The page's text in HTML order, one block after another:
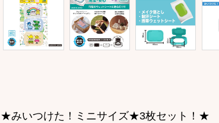
★みいつけた！ミニサイズ★3枚セット！★